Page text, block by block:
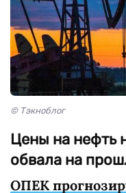
© Тэкноблог
Цены на нефть
обвала на
ОПЕК